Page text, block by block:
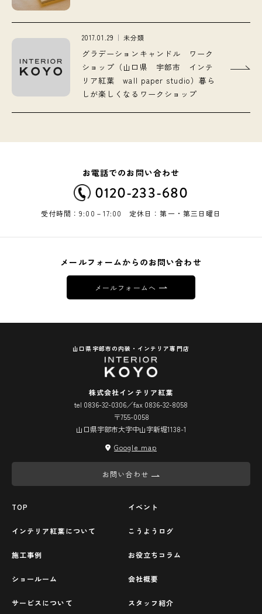
2017.01.29 未分類
グラデーションキャンドル ワーク
ショップ（山口県 宇部市 インテ
リア紅葉 wall paper studio）暮ら
しが楽しくなるワークショップ
お電話でのお問い合わせ
0120-233-680
受付時間：9:00－17:00 定休日：第一・第三日曜日
メールフォームからのお問い合わせ
メールフォームへ
山口県宇部市の内装・インテリア専門店
株式会社インテリア紅葉
tel 0836-32-0306／fax 0836-32-8058
〒755-0058
山口県宇部市大字中山字新堀1138-1
Google map
お問い合わせ
TOP
インテリア紅葉について
施工事例
ショールーム
サービスについて
イベント
こうようログ
お役立ちコラム
会社概要
スタッフ紹介